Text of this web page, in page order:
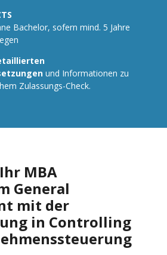
Bachelor, sofern mind. 5 Jahre
und Informationen zu
Zulassungs-Check.
MBA
General
mit der
in Controlling